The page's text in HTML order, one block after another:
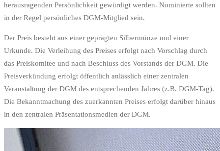
herausragenden Persönlichkeit gewürdigt werden. Nominierte sollten
in der Regel persönliches DGM-Mitglied sein.
Der Preis besteht aus einer geprägten Silbermünze und einer
Urkunde. Die Verleihung des Preises erfolgt nach Vorschlag durch
das Preiskomitee und nach Beschluss des Vorstands der DGM. Die
Preisverkündung erfolgt öffentlich anlässlich einer zentralen
Veranstaltung der DGM des entsprechenden Jahres (z.B. DGM-Tag).
Die Bekanntmachung des zuerkannten Preises erfolgt darüber hinaus
in den zentralen Präsentationsmedien der DGM.